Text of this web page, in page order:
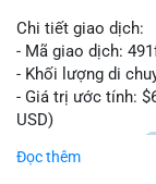
Chi tiết giao dịch:
- Mã giao dịch:
- Khối lượng di
- Giá trị ước tính:
USD)
- Thời gian: 11:20
Đọc thêm